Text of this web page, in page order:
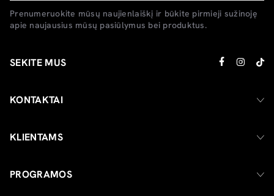
Prenumeruokite mūsų naujienlaiškį ir būkite pirmieji sužinoję
apie naujausius mūsų pasiūlymus bei produktus.
SEKITE MUS
KONTAKTAI
KLIENTAMS
PROGRAMOS